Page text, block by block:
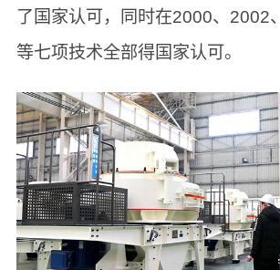
了国家认可，同时在2000、2002
等七项技术全部得国家认可。